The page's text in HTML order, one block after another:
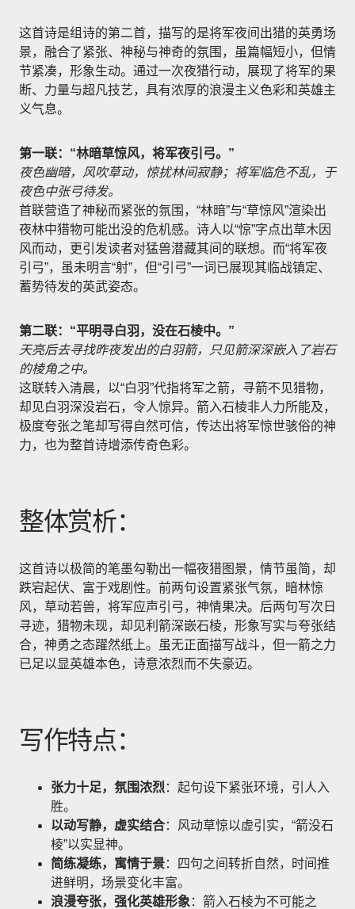
这首诗是组诗的第二首，描写的是将军夜间出猎的英勇场
景，融合了紧张、神秘与神奇的氛围，虽篇幅短小，但情
节紧凑，形象生动。通过一次夜猎行动，展现了将军的果
断、力量与超凡技艺，具有浓厚的浪漫主义色彩和英雄主
义气息。
第一联：“林暗草惊风，将军夜引弓。”
夜色幽暗，风吹草动，惊扰林间寂静；将军临危不乱，于
夜色中张弓待发。
首联营造了神秘而紧张的氛围，“林暗”与“草惊风”渲染出
夜林中猎物可能出没的危机感。诗人以“惊”字点出草木因
风而动，更引发读者对猛兽潜藏其间的联想。而“将军夜
引弓”，虽未明言“射”，但“引弓”一词已展现其临战镇定、
蓄势待发的英武姿态。
第二联：“平明寻白羽，没在石棱中。”
天亮后去寻找昨夜发出的白羽箭，只见箭深深嵌入了岩石
的棱角之中。
这联转入清晨，以“白羽”代指将军之箭，寻箭不见猎物，
却见白羽深没岩石，令人惊异。箭入石棱非人力所能及，
极度夸张之笔却写得自然可信，传达出将军惊世骇俗的神
力，也为整首诗增添传奇色彩。
整体赏析：
这首诗以极简的笔墨勾勒出一幅夜猎图景，情节虽简，却
跌宕起伏、富于戏剧性。前两句设置紧张气氛，暗林惊
风，草动若兽，将军应声引弓，神情果决。后两句写次日
寻迹，猎物未现，却见利箭深嵌石棱，形象写实与夸张结
合，神勇之态躍然纸上。虽无正面描写战斗，但一箭之力
已足以显英雄本色，诗意浓烈而不失豪迈。
写作特点：
张力十足，氛围浓烈 ：起句设下紧张环境，引人入
胜。
以动写静，虚实结合：风动草惊以虚引实，“箭没石
棱”以实显神。
简练凝练，寓情于景：四句之间转折自然，时间推
进鲜明，场景变化丰富。
浪漫夸张，强化英雄形象 ：箭入石棱为不可能之